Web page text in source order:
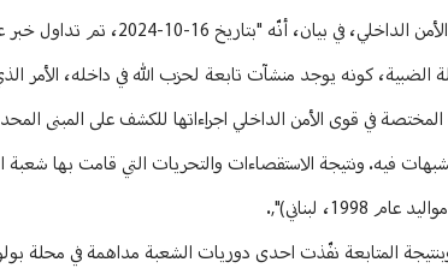
أعلنت شعبة العلاقات العامة في
الضبية، كونه يوجد منشآت تابعة لحزب الله في داخله، الأمر
في قوى الأمن الداخلي اجراءاتها للكشف على المبنى
فيه. ونتيجة الاستقصاءات والتحريات التي قامت بها
لبناني)",.
البيان: "بتاريخ 17-10-2024، وبنتيجة المتابعة نفّذت احدى دوريات الشعبة